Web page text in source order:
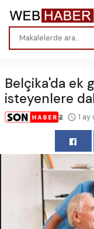
Belçika'da ek
isteyenlere
1 ay